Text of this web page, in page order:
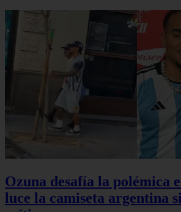
Ozuna desafía la polémica
luce la camiseta argentina